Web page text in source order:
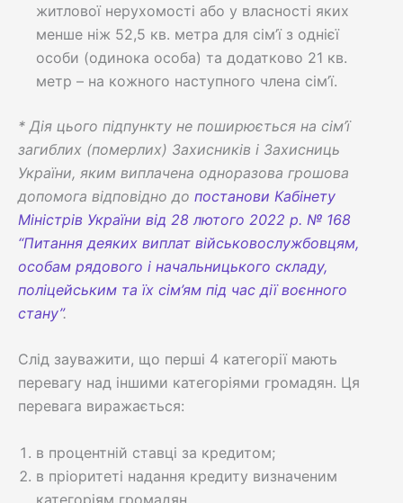
житлової нерухомості або у власності яких
менше ніж 52,5 кв. метра для сім’ї з однієї
особи (одинока особа) та додатково 21 кв.
метр – на кожного наступного члена сім’ї.
* Дія цього підпункту не поширюється на сім’ї
загиблих (померлих) Захисників і Захисниць
України, яким виплачена одноразова грошова
допомога відповідно до постанови Кабінету
Міністрів України від 28 лютого 2022 р. № 168
“Питання деяких виплат військовослужбовцям,
особам рядового і начальницького складу,
поліцейським та їх сім’ям під час дії воєнного
стану”.
Слід зауважити, що перші 4 категорії мають
перевагу над іншими категоріями громадян. Ця
перевага виражається:
в процентній ставці за кредитом;
в пріоритеті надання кредиту визначеним
категоріям громадян.